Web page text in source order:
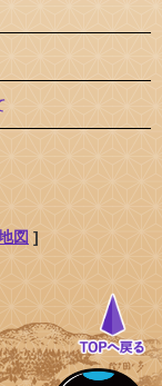
図 ]